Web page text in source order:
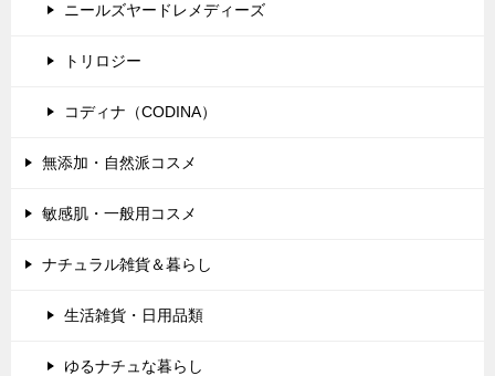
ニールズヤードレメディーズ
トリロジー
コディナ（CODINA）
無添加・自然派コスメ
敏感肌・一般用コスメ
ナチュラル雑貨＆暮らし
生活雑貨・日用品類
ゆるナチュな暮らし